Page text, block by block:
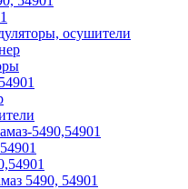
осушители
5490,54901
5490, 54901